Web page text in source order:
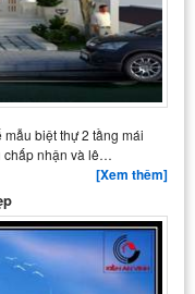
biệt thự 2 tầng mái
chấp nhận và lê…
[Xem thêm]